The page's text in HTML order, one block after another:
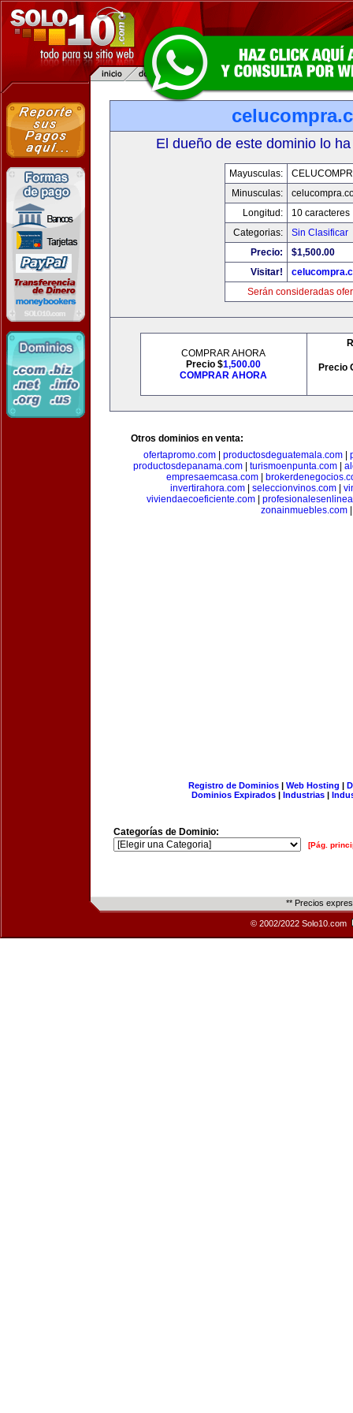
El dueño de este dominio lo
Mayusculas:
Minusculas:
Longitud:
10 caracteres
Categorias:
Sin Clasificar
Precio:
$1,500.00
Visitar!
Serán consideradas
COMPRAR AHORA
Precio $1,500.00
COMPRAR AHORA
Precio
Otros dominios en venta:
ofertapromo.com
productosdeguatemala.com
productosdepanama.com
turismoenpunta.com
empresaemcasa.com
invertirahora.com| seleccionvinos.com|
viviendaecoeficiente.com|
zonainmuebles.com
Registro de Dominios| Web Hosting |
Dominios Expirados | Industrias |
Categorías de Dominio:
[Pág.
** Precios
© 2002/2022 Solo10.com